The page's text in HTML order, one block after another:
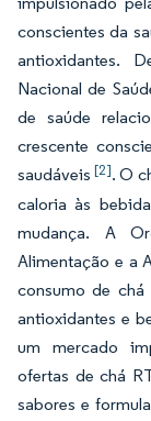
conscientes da
antioxidantes.
Nacional de
de saúde
crescente
saudáveis[2]. O
caloria às
mudança. A
Alimentação e a
consumo de
antioxidantes e
um mercado
ofertas de chá
sabores e